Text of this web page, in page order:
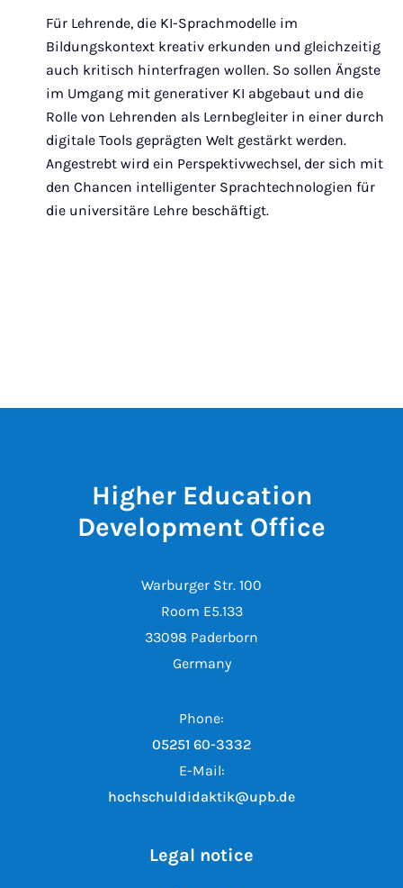
Für Lehrende, die KI-Sprachmodelle im
Bildungskontext kreativ erkunden und gleichzeitig
auch kritisch hinterfragen wollen. So sollen Ängste
im Umgang mit generativer KI abgebaut und die
Rolle von Lehrenden als Lernbegleiter in einer durch
digitale Tools geprägten Welt gestärkt werden.
Angestrebt wird ein Perspektivwechsel, der sich mit
den Chancen intelligenter Sprachtechnologien für
die universitäre Lehre beschäftigt.
Higher Education
Development Office
Warburger Str. 100
Room E5.133
33098 Paderborn
Germany
Phone:
05251 60-3332
E-Mail:
hochschuldidaktik@upb.de
Legal notice